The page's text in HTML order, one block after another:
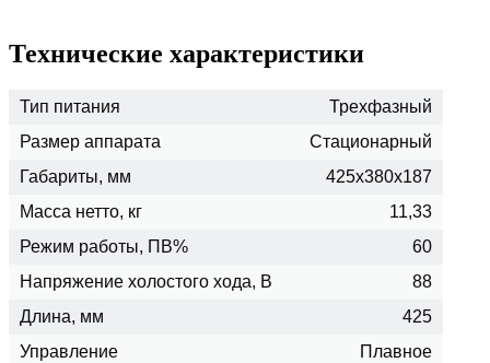
Технические характеристики
Тип питания
Трехфазный
Размер аппарата
Стационарный
Габариты, мм
425x380x187
Масса нетто, кг
11,33
Режим работы, ПВ%
60
Напряжение холостого хода, В
88
Длина, мм
425
Управление
Плавное